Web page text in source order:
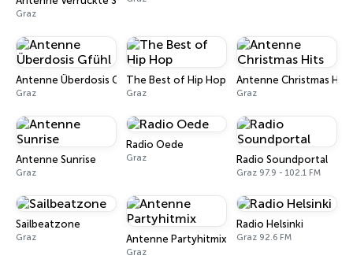
Graz
Antenne Überdosis Gfühl
Graz
The Best of Hip Hop
Graz
Antenne Christmas Hits
Graz
Antenne Sunrise
Graz
Radio Oede
Graz Radio Soundportal
Graz 97.9 - 102.1 FM
Sailbeatzone
Graz Antenne Partyhitmix
Graz
Radio Helsinki
Graz 92.6 FM